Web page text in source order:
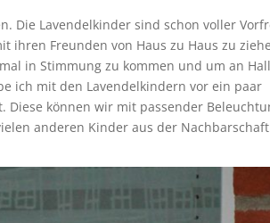
Die Lavendelkinder sind schon voller
ihren Freunden von Haus zu Haus zu
in Stimmung zu kommen und um an
ich mit den Lavendelkindern vor ein paar
Diese können wir mit passender
anderen Kinder aus der